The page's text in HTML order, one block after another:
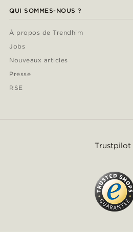
QUI SOMMES-NOUS ?
À propos de Trendhim
Jobs
Nouveaux articles
Presse
RSE
Trustpilot